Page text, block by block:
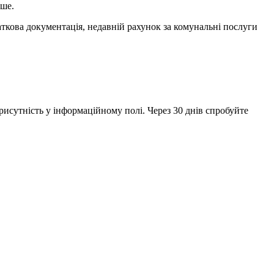
документація, недавній рахунок за комунальні послуги
у інформаційному полі. Через 30 днів спробуйте